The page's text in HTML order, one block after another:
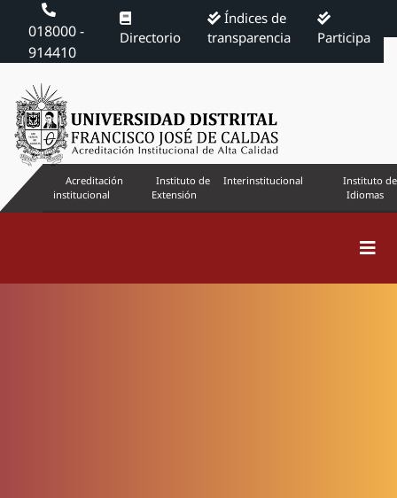
018000 -
914410
Directorio
Índices de
transparencia
Participa
Acreditación
institucional
Instituto de
Extensión
Interinstitucional
Instituto de
Idiomas